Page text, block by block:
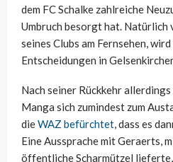
dem FC Schalke zahlreiche
Umbruch besorgt hat.
seines Clubs am Fernsehen,
Entscheidungen in
Nach seiner Rückkehr
Manga sich zumindest zum
dieWAZ befürchtet, dass es
Eine Aussprache mit Geraerts,
öffentliche Scharmützel